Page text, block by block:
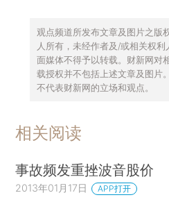
观点频道所发布文章及图片之版
人所有，未经作者及/或相关权
面媒体不得予以转载。财新网对
载授权并不包括上述文章及图片
不代表财新网的立场和观点。
相关阅读
事故频发重挫波音股价
2013年01月17日 APP打开